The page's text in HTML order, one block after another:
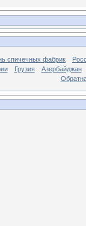
спичечных фабрик
Грузия
Азербайджан